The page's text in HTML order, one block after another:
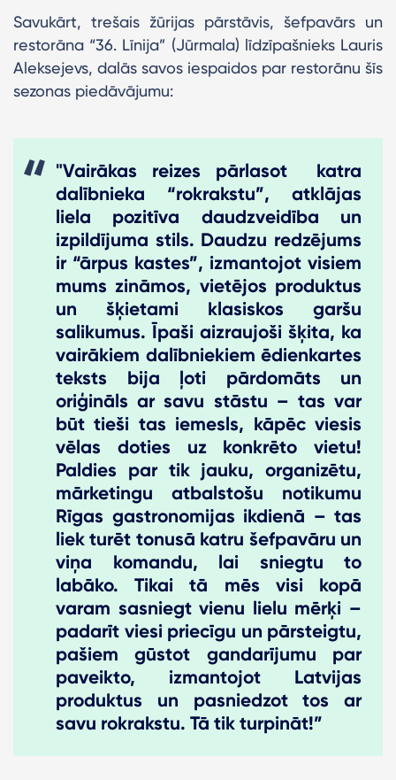
Savukārt, trešais žūrijas pārstāvis, šefpavārs un
restorāna “36. Līnija” (Jūrmala) līdzīpašnieks Lauris
Aleksejevs, dalās savos iespaidos par restorānu šīs
sezonas piedāvājumu:
"Vairākas reizes pārlasot katra
dalībnieka “rokrakstu”, atklājas
liela pozitīva daudzveidība un
izpildījuma stils. Daudzu redzējums
ir “ārpus kastes”, izmantojot visiem
mums zināmos, vietējos produktus
un šķietami klasiskos garšu
salikumus. Īpaši aizraujoši šķita, ka
vairākiem dalībniekiem ēdienkartes
teksts bija ļoti pārdomāts un
oriģināls ar savu stāstu – tas var
būt tieši tas iemesls, kāpēc viesis
vēlas doties uz konkrēto vietu!
Paldies par tik jauku, organizētu,
mārketingu atbalstošu notikumu
Rīgas gastronomijas ikdienā – tas
liek turēt tonusā katru šefpavāru un
viņa komandu, lai sniegtu to
labāko. Tikai tā mēs visi kopā
varam sasniegt vienu lielu mērķi –
padarīt viesi priecīgu un pārsteigtu,
pašiem gūstot gandarījumu par
paveikto, izmantojot Latvijas
produktus un pasniedzot tos ar
savu rokrakstu. Tā tik turpināt!”